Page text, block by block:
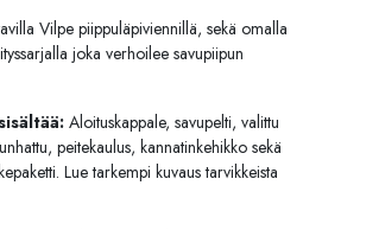
Vilpe piippuläpiviennillä, sekä omalla
joka verhoilee savupiipun
Aloituskappale, savupelti, valittu
peitekaulus, kannatinkehikko sekä
Lue tarkempi kuvaus tarvikkeista